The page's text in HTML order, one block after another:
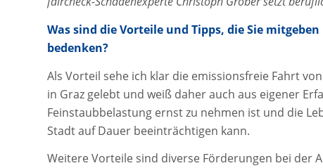
Was sind die Vorteile und Tipps, die Sie
bedenken?
Als Vorteil sehe ich klar die emissionsfreie Fahrt
in Graz gelebt und weiß daher auch aus eigener
Feinstaubbelastung ernst zu nehmen ist und die
Stadt auf Dauer beeinträchtigen kann.
Weitere Vorteile sind diverse Förderungen bei der